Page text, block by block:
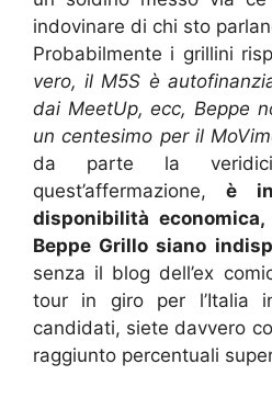
indovinare di chi sto
Probabilmente i grillini
vero, il M5S è
dai MeetUp, ecc, Beppe
un centesimo per il
da parte la
quest’affermazione,è
disponibilità
Beppe Grillo siano
senza il blog dell’ex
tour in giro per l’Italia
candidati, siete davvero
raggiunto percentuali